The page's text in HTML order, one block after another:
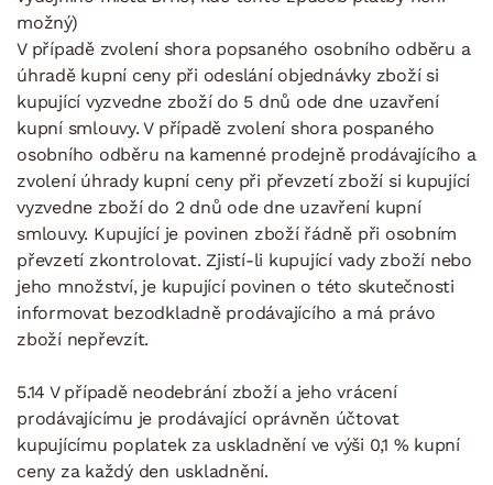
možný)
V případě zvolení shora popsaného osobního odběru a
úhradě kupní ceny při odeslání objednávky zboží si
kupující vyzvedne zboží do 5 dnů ode dne uzavření
kupní smlouvy. V případě zvolení shora pospaného
osobního odběru na kamenné prodejně prodávajícího a
zvolení úhrady kupní ceny při převzetí zboží si kupující
vyzvedne zboží do 2 dnů ode dne uzavření kupní
smlouvy. Kupující je povinen zboží řádně při osobním
převzetí zkontrolovat. Zjistí-li kupující vady zboží nebo
jeho množství, je kupující povinen o této skutečnosti
informovat bezodkladně prodávajícího a má právo
zboží nepřevzít.
5.14 V případě neodebrání zboží a jeho vrácení
prodávajícímu je prodávající oprávněn účtovat
kupujícímu poplatek za uskladnění ve výši 0,1 % kupní
ceny za každý den uskladnění.